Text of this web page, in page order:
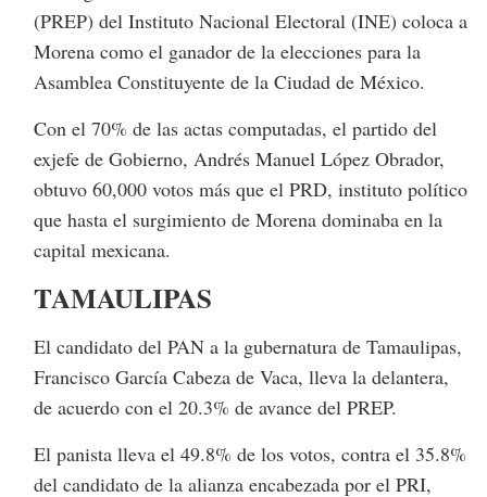
(PREP) del Instituto Nacional Electoral (INE) coloca a
Morena como el ganador de la elecciones para la
Asamblea Constituyente de la Ciudad de México.
Con el 70% de las actas computadas, el partido del
exjefe de Gobierno, Andrés Manuel López Obrador,
obtuvo 60,000 votos más que el PRD, instituto político
que hasta el surgimiento de Morena dominaba en la
capital mexicana.
TAMAULIPAS
El candidato del PAN a la gubernatura de Tamaulipas,
Francisco García Cabeza de Vaca, lleva la delantera,
de acuerdo con el 20.3% de avance del PREP.
El panista lleva el 49.8% de los votos, contra el 35.8%
del candidato de la alianza encabezada por el PRI,